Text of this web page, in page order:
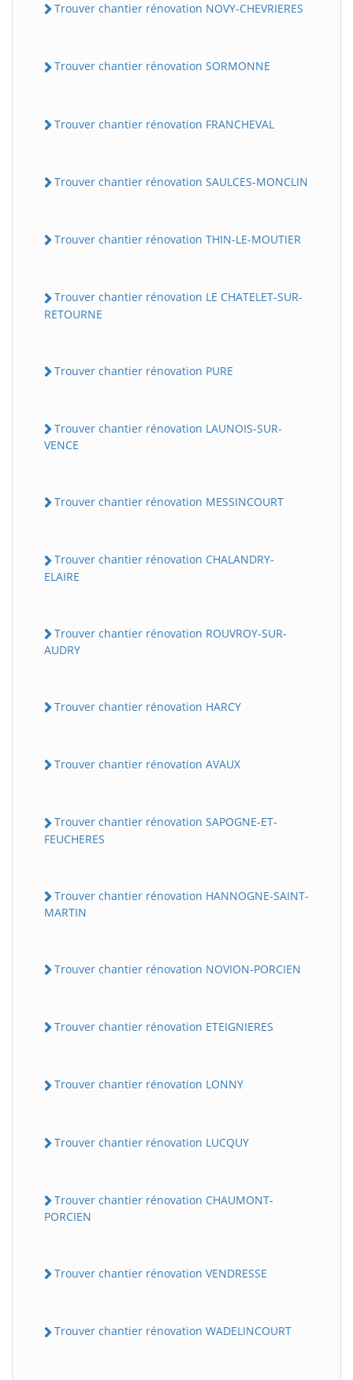
Trouver chantier rénovation NOVY-CHEVRIERES
Trouver chantier rénovation SORMONNE
Trouver chantier rénovation FRANCHEVAL
Trouver chantier rénovation SAULCES-MONCLIN
Trouver chantier rénovation THIN-LE-MOUTIER
Trouver chantier rénovation LE CHATELET-SUR-
RETOURNE
Trouver chantier rénovation PURE
Trouver chantier rénovation LAUNOIS-SUR-
VENCE
Trouver chantier rénovation MESSINCOURT
Trouver chantier rénovation CHALANDRY-
ELAIRE
Trouver chantier rénovation ROUVROY-SUR-
AUDRY
Trouver chantier rénovation HARCY
Trouver chantier rénovation AVAUX
Trouver chantier rénovation SAPOGNE-ET-
FEUCHERES
Trouver chantier rénovation HANNOGNE-SAINT-
MARTIN
Trouver chantier rénovation NOVION-PORCIEN
Trouver chantier rénovation ETEIGNIERES
Trouver chantier rénovation LONNY
Trouver chantier rénovation LUCQUY
Trouver chantier rénovation CHAUMONT-
PORCIEN
Trouver chantier rénovation VENDRESSE
Trouver chantier rénovation WADELINCOURT
BatiWebPro